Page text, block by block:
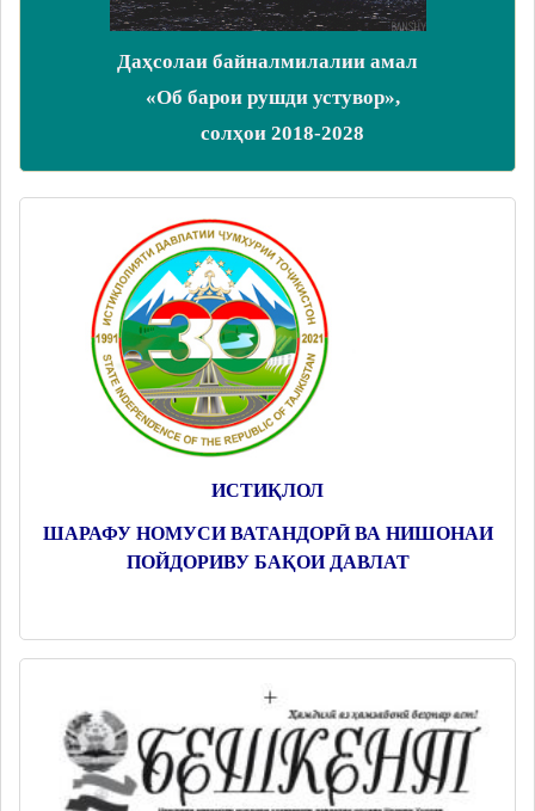
Даҳсолаи байналмилалии амал
«Об барои рушди устувор»,
солҳои 2018-2028
ИСТИҚЛОЛ
ШАРАФУ НОМУСИ ВАТАНДОРӢ ВА НИШОНАИ
ПОЙДОРИВУ БАҚОИ ДАВЛАТ